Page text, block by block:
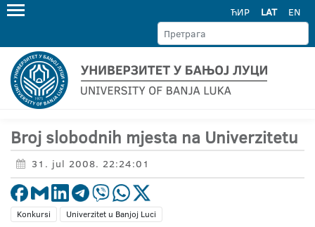
ЋИР LAT EN
Broj slobodnih mjesta na Univerzitetu
31. jul 2008. 22:24:01
Konkursi Univerzitet u Banjoj Luci